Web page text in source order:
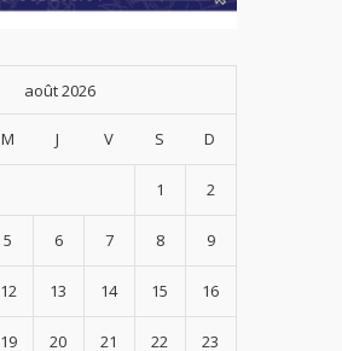
août 2026
M J V S D
1 2
5 6 7 8 9
12 13 14 15 16
19 20 21 22 23